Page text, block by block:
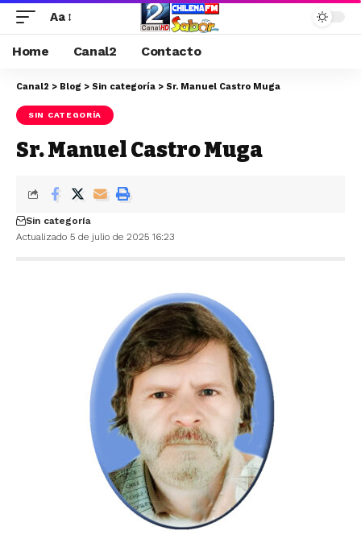
Aa
Home Canal2 Contacto
Canal2 > Blog > Sin categoría > Sr. Manuel Castro Muga
SIN CATEGORÍA
Sr. Manuel Castro Muga
Actualizado 5 de julio de 2025 16:23
Sin categoría